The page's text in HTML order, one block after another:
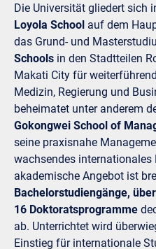
Die Universität gliedert sich
Loyola School auf dem
das Grund- und
Schools in den Stadtteilen
Makati City für
Medizin, Regierung und
beheimatet unter anderem
Gokongwei School of
seine praxisnahe
wachsendes
akademische Angebot ist
Bachelorstudiengänge,
16 Doktoratsprogramme
ab. Unterrichtet wird
Einstieg für internationale